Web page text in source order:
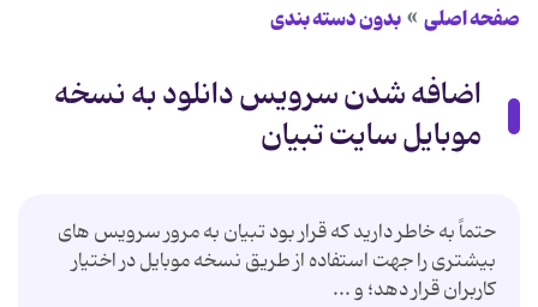
صفحه اصلی بدون دسته بندی
اضافه شدن سرویس دانلود به نسخه
موبایل سایت تبیان
حتماً به خاطر دارید که قرار بود تبیان به مرور سرویس های
بیشتری را جهت استفاده از طریق نسخه موبایل در اختیار
کاربران قرار دهد؛ و ...